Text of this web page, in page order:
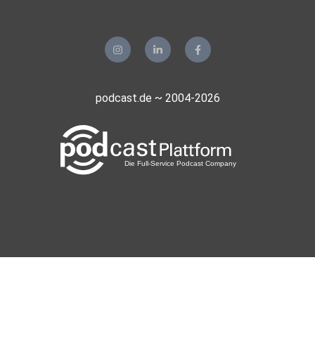
podcast.de ~ 2004-2026